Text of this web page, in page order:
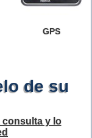
GPS
de su
consulta y lo